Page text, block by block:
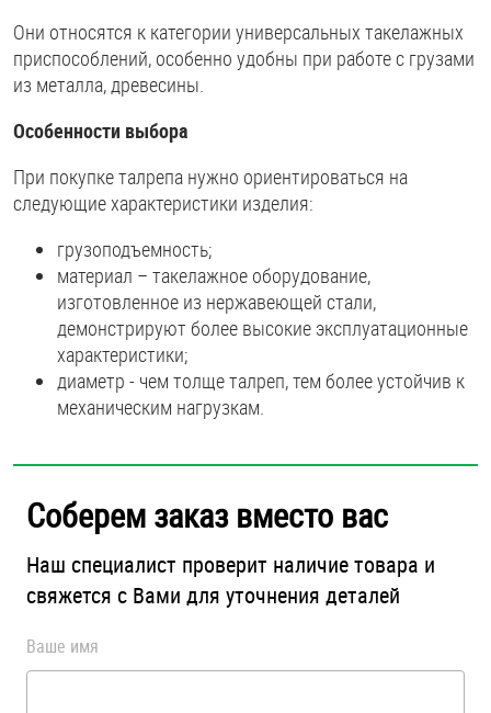
Они относятся к категории универсальных такелажных
приспособлений, особенно удобны при работе с грузами
из металла, древесины.
Особенности выбора
При покупке талрепа нужно ориентироваться на
следующие характеристики изделия:
грузоподъемность;
материал – такелажное оборудование,
изготовленное из нержавеющей стали,
демонстрируют более высокие эксплуатационные
характеристики;
диаметр - чем толще талреп, тем более устойчив к
механическим нагрузкам.
Соберем заказ вместо вас
Наш специалист проверит наличие товара и
свяжется с Вами для уточнения деталей
Ваше имя